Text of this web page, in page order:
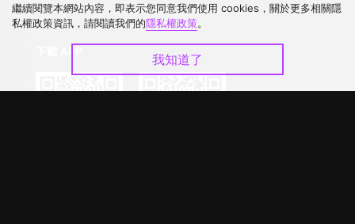
繼續閱覽本網站內容，即表示您同意我們使用 cookies，關於更多相關隱
私權政策資訊，請閱讀我們的隱私權政策。
我知道了